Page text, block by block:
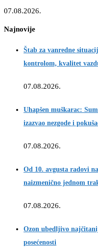
07.08.2026.
Najnovije
Štab za vanredne
kontrolom, kvalitet
07.08.2026.
Uhapšen muškarac:
izazvao nezgode i
07.08.2026.
Od 10. avgusta radovi
naizmenično jednom
07.08.2026.
Ozon ubedljivo
posećenosti